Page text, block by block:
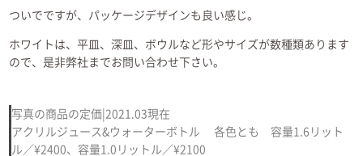
ついでですが、パッケージデザインも良い感じ。
ホワイトは、平皿、深皿、ボウルなど形やサイズが数種類あります
ので、是非弊社までお問い合わせ下さい。
写真の商品の定価|2021.03現在
アクリルジュース&ウォーターボトル 各色とも 容量1.6リット
ル／¥2400、容量1.0リットル／¥2100